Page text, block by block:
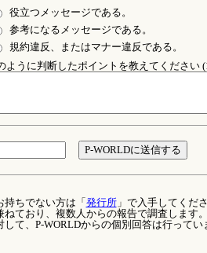
役立つメッセージである。
参考になるメッセージである。
規約違反、またはマナー違反である。
ように判断したポイントを教えてください
持ちでない方は「 発行所」で入手してくだ
ねており、複数人からの報告で調査します
して、P-WORLDからの個別回答は行ってい